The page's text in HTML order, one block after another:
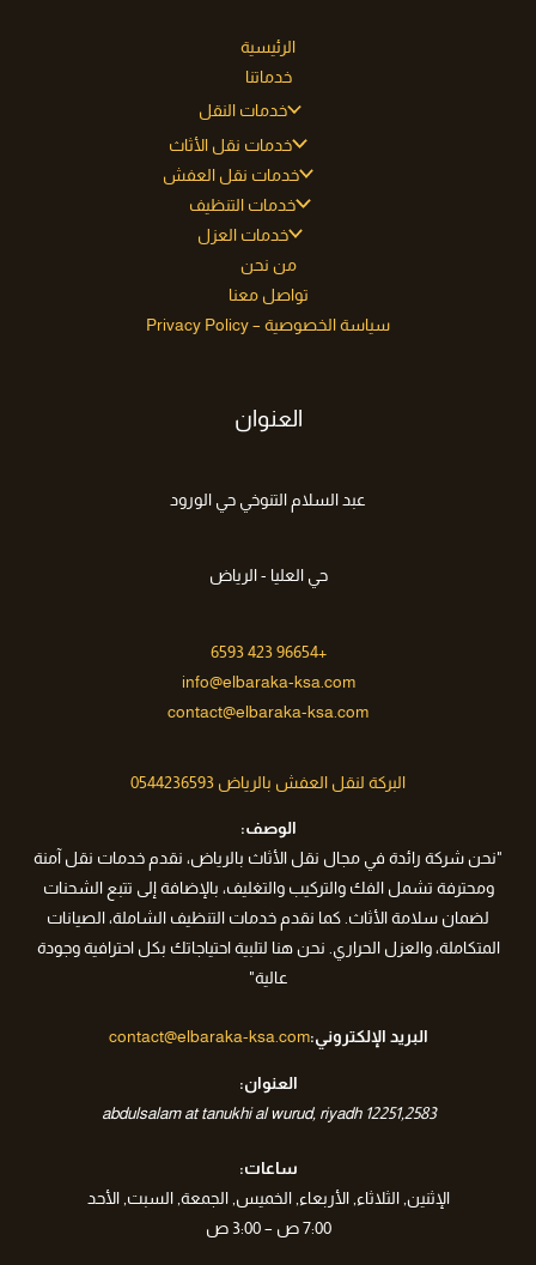
الرئيسية
خدماتنا
خدمات النقل
خدمات نقل الأثاث
خدمات نقل العفش
خدمات التنظيف
خدمات العزل
من نحن
تواصل معنا
سياسة الخصوصية – Privacy Policy
العنوان
عبد السلام التنوخي حي الورود
حي العليا - الرياض
+96654 423 6593
info@elbaraka-ksa.com
contact@elbaraka-ksa.com
البركة لنقل العفش بالرياض 0544236593
الوصف:
"نحن شركة رائدة في مجال نقل الأثاث بالرياض، نقدم خدمات نقل آمنة
ومحترفة تشمل الفك والتركيب والتغليف، بالإضافة إلى تتبع الشحنات
لضمان سلامة الأثاث. كما نقدم خدمات التنظيف الشاملة، الصيانات
المتكاملة، والعزل الحراري. نحن هنا لتلبية احتياجاتك بكل احترافية وجودة
عالية"
البريد الإلكتروني:contact@elbaraka-ksa.com
العنوان:
2583,abdulsalam at tanukhi
al wurud, riyadh 12251
ساعات:
الإثنين, الثلاثاء, الأربعاء, الخميس, الجمعة, السبت, الأحد
7:00 ص – 3:00 ص